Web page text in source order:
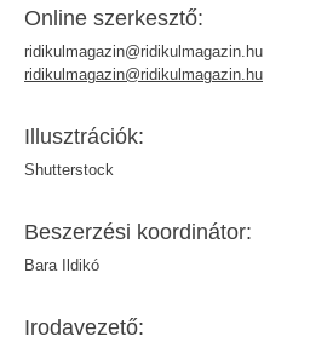
Online szerkesztő:
ridikulmagazin@ridikulmagazin.hu
ridikulmagazin@ridikulmagazin.hu
Il­lusztrá­ciók:
Shutterstock
Beszer­zési koordinátor:
Bara Ildikó
Iroda­vezető: